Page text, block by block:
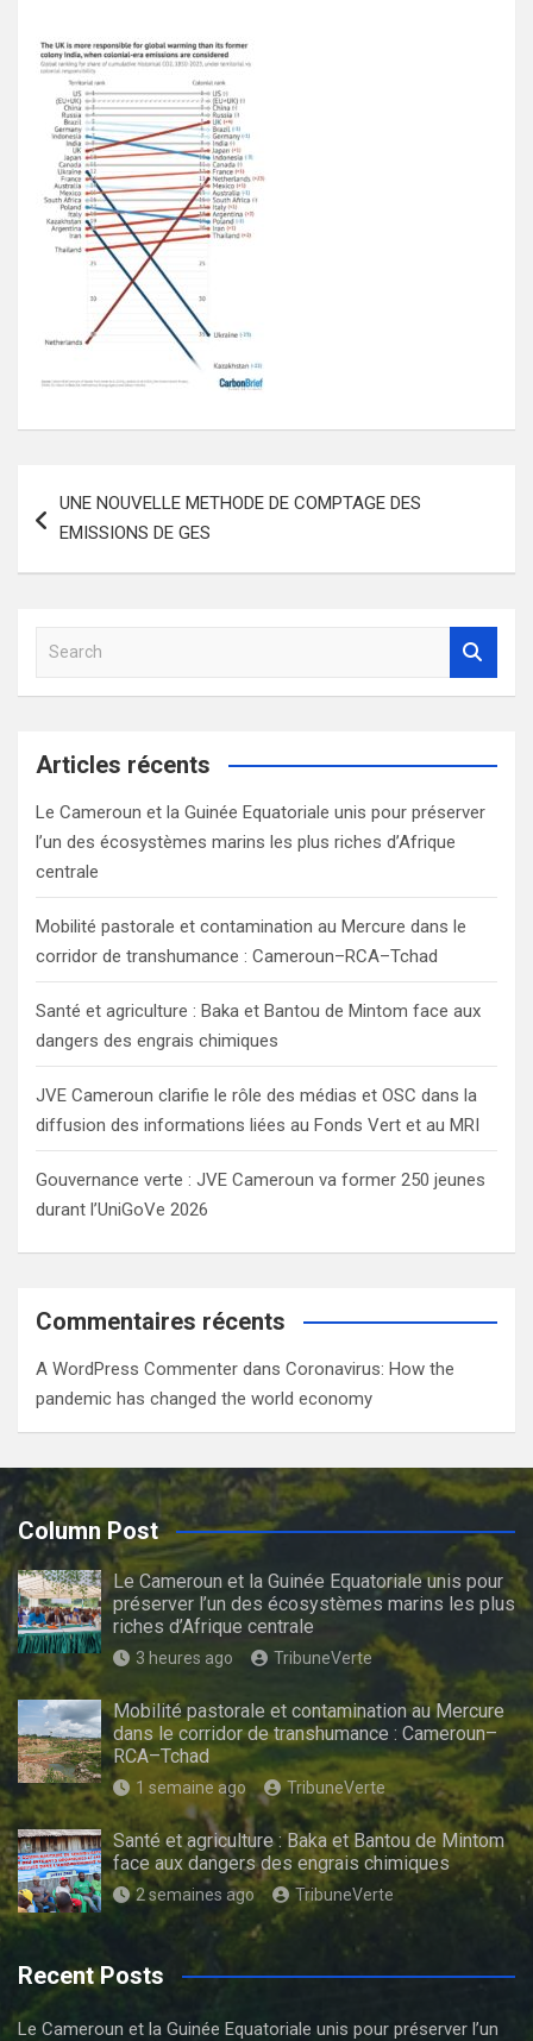
de
UNE NOUVELLE METHODE DE COMPTAGE DES
EMISSIONS DE GES
a
c
Articles récents
Le Cameroun et la Guinée Equatoriale unis pour préserver
l’un des écosystèmes marins les plus riches d’Afrique
centrale
Mobilité pastorale et contamination au Mercure dans le
corridor de transhumance : Cameroun–RCA–Tchad
Santé et agriculture : Baka et Bantou de Mintom face aux
dangers des engrais chimiques
JVE Cameroun clarifie le rôle des médias et OSC dans la
diffusion des informations liées au Fonds Vert et au MRI
Gouvernance verte : JVE Cameroun va former 250 jeunes
durant l’UniGoVe 2026
Commentaires récents
A WordPress Commenter dans Coronavirus: How the
pandemic has changed the world economy
Column Post
Le Cameroun et la Guinée Equatoriale unis pour
préserver l’un des écosystèmes marins les plus
riches d’Afrique centrale
3 heures ago TribuneVerte
Mobilité pastorale et contamination au Mercure
dans le corridor de transhumance : Cameroun–
RCA–Tchad
1 semaine ago TribuneVerte
Santé et agriculture : Baka et Bantou de Mintom
face aux dangers des engrais chimiques
2 semaines ago TribuneVerte
Recent Posts
Le Cameroun et la Guinée Equatoriale unis pour préserver l’un